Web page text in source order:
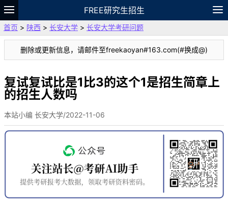
FREE研究生招生
题库
故事 专题 APP 笔记
VIP
资料
首页 > 陕西 > 长安大学 > 长安大学考研问题
删除或更新信息，请邮件至freekaoyan#163.com(#换成@)
复试复试比是1比3的这个1是招生简章上
的招生人数吗
本站小编 长安大学/2022-11-06